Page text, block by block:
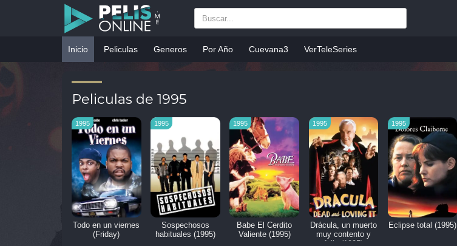
Inicio Peliculas Generos Por Año Cuevana3 VerTeleSeries
Peliculas de 1995
1995
Todo en un viernes
(Friday)
1995
Sospechosos
habituales (1995)
1995
Babe El Cerdito
Valiente (1995)
1995
Drácula, un muerto
muy contento y
1995
Eclipse total (1995)